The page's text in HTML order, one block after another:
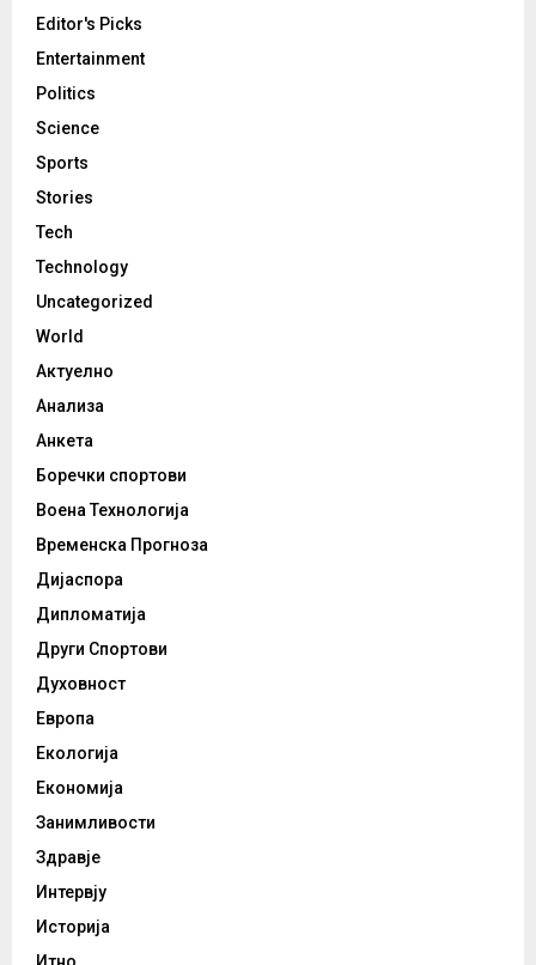
Editor's Picks
Entertainment
Politics
Science
Sports
Stories
Tech
Technology
Uncategorized
World
Актуелно
Анализа
Анкета
Боречки спортови
Воена Технологија
Временска Прогноза
Дијаспора
Дипломатија
Други Спортови
Духовност
Европа
Екологија
Економија
Занимливости
Здравје
Интервју
Историја
Итно